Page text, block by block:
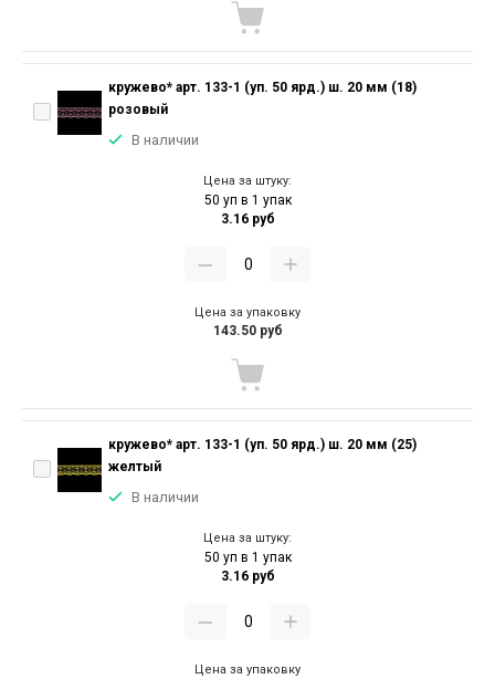
кружево* арт. 133-1 (уп. 50 ярд.) ш. 20 мм (18)
розовый
В наличии
Цена за штуку:
50 уп в 1 упак
3.16 руб
Цена за упаковку
143.50 руб
кружево* арт. 133-1 (уп. 50 ярд.) ш. 20 мм (25)
желтый
В наличии
Цена за штуку:
50 уп в 1 упак
3.16 руб
Цена за упаковку